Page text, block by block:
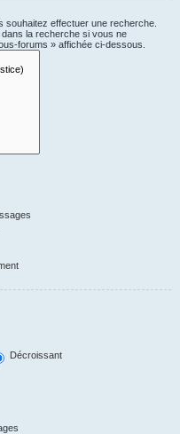
souhaitez effectuer une recherche.
la recherche si vous ne
forums » affichée ci-dessous.
Décroissant